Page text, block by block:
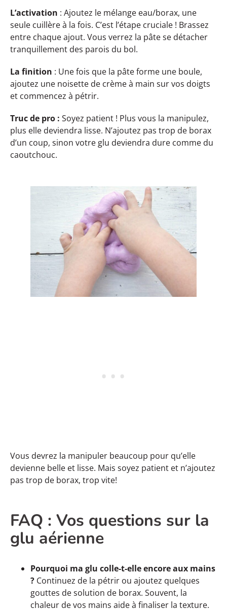
L’activation : Ajoutez le mélange eau/borax, une
seule cuillère à la fois. C’est l’étape cruciale ! Brassez
entre chaque ajout. Vous verrez la pâte se détacher
tranquillement des parois du bol.
La finition : Une fois que la pâte forme une boule,
ajoutez une noisette de crème à main sur vos doigts
et commencez à pétrir.
Truc de pro : Soyez patient ! Plus vous la manipulez,
plus elle deviendra lisse. N’ajoutez pas trop de borax
d’un coup, sinon votre glu deviendra dure comme du
caoutchouc.
Vous devrez la manipuler beaucoup pour qu’elle
devienne belle et lisse. Mais soyez patient et n’ajoutez
pas trop de borax, trop vite!
FAQ : Vos questions sur la
glu aérienne
Pourquoi ma glu colle-t-elle encore aux mains
? Continuez de la pétrir ou ajoutez quelques
gouttes de solution de borax. Souvent, la
chaleur de vos mains aide à finaliser la texture.